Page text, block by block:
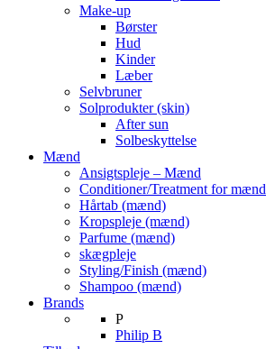
Make-up
Børster
Hud
Kinder
Læber
Selvbruner
Solprodukter (skin)
After sun
Solbeskyttelse
Mænd
Ansigtspleje – Mænd
Conditioner/Treatment for mænd
Hårtab (mænd)
Kropspleje (mænd)
Parfume (mænd)
skægpleje
Styling/Finish (mænd)
Shampoo (mænd)
Brands
P
Philip B